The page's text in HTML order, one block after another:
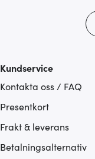
Kundservice
Kontakta oss / FAQ
Presentkort
Frakt & leverans
Betalningsalternativ